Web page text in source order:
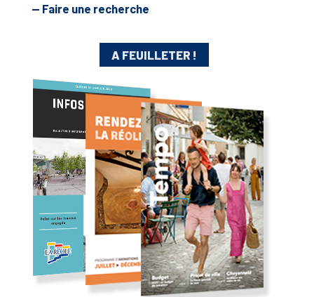
— Faire une recherche
A FEUILLETER !